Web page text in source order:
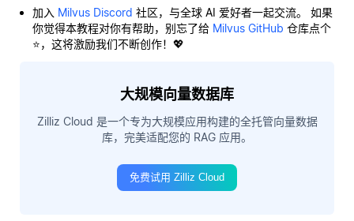
加入 Milvus Discord 社区，与全球 AI 爱好者一起交流。 如果
你觉得本教程对你有帮助，别忘了给 Milvus GitHub 仓库点个
⭐，这将激励我们不断创作！💖
大规模向量数据库
Zilliz Cloud 是一个专为大规模应用构建的全托管向量数据
库，完美适配您的 RAG 应用。
免费试用 Zilliz Cloud